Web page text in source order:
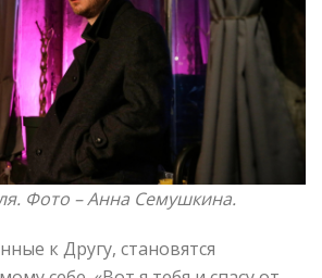
Фото –Анна Семушкина.
к Другу, становятся